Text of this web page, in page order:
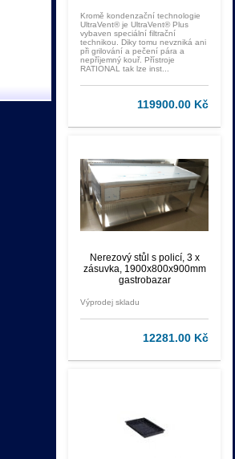
Kromě kondenzační technologie
UltraVent® je UltraVent® Plus
vybaven speciální filtrační
technikou. Diky tomu nevzniká ani
při grilování a pečení pára a
nepříjemný kouř. Přístroje
RATIONAL tak lze inst...
119900.00 Kč
Nerezový stůl s policí, 3 x
zásuvka, 1900x800x900mm
gastrobazar
Výprodej skladu
12281.00 Kč